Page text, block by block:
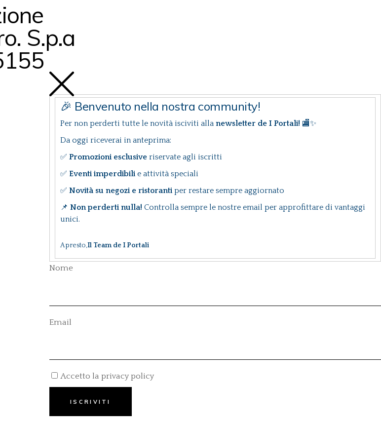
S.p.a
🎉 Benvenuto nella nostra community!
Per non perderti tutte le novità isciviti alla newsletter de I Portali! 🏬✨
Da oggi riceverai in anteprima:
✅ Promozioni esclusive riservate agli iscritti
✅ Eventi imperdibilie attività speciali
✅ Novità su negozi e ristorantiper restare sempre aggiornato
📌 Non perderti nulla! Controlla sempre le nostre email per approfittare di vantaggi
unici.
A presto,Il Team de I Portali
Nome
Email
Accetto la privacy policy